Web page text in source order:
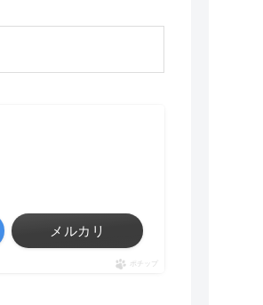
メルカリ
ポチップ